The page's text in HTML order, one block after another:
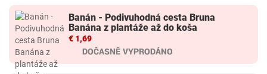
Banán - Podivuhodná cesta Bruna
Banána z plantáže až do koša
€ 1,69